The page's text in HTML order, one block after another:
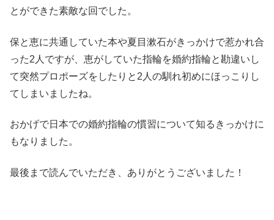
とができた素敵な回でした。
保と恵に共通していた本や夏目漱石がきっかけで惹かれ合
った2人ですが、恵がしていた指輪を婚約指輪と勘違いし
て突然プロポーズをしたりと2人の馴れ初めにほっこりし
てしまいましたね。
おかげで日本での婚約指輪の慣習について知るきっかけに
もなりました。
最後まで読んでいただき、ありがとうございました！